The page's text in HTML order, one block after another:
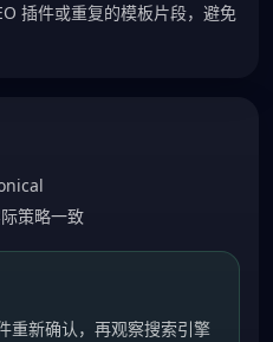
插件或重复的模板片段，避免
策略一致
重新确认，再观察搜索引擎